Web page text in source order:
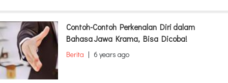
Contoh-Contoh Perkenalan Diri dalam
Bahasa Jawa Krama, Bisa Dicoba!
Berita | 6 years ago